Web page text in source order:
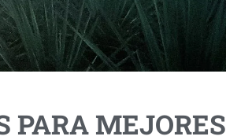
PARA MEJORES